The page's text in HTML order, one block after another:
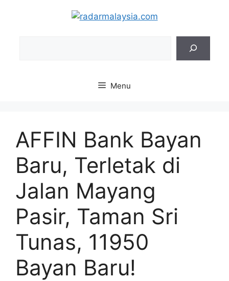
Menu
AFFIN Bank Bayan
Baru, Terletak di
Jalan Mayang
Pasir, Taman Sri
Tunas, 11950
Bayan Baru!